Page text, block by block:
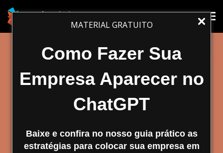
MATERIAL GRATUITO
Como Fazer Sua
Empresa Aparecer no
ChatGPT
Baixe e confira no nosso guia prático as
estratégias para colocar sua empresa em